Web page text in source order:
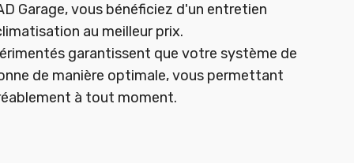
Garage, vous bénéficiez d'un entretien
au meilleur prix.
garantissent que votre système de
de manière optimale, vous permettant
à tout moment.